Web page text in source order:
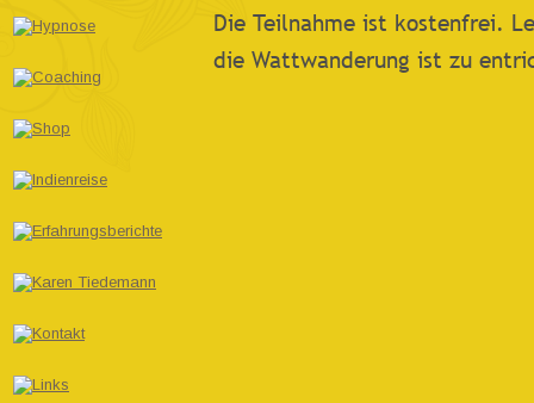
Die Teilnahme ist kostenfrei.
die Wattwanderung ist zu